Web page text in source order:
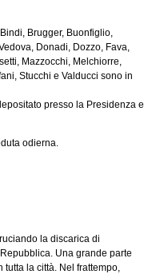
Brugger, Buonfiglio,
Donadi, Dozzo, Fava,
Mazzocchi, Melchiorre,
Stucchi e Valducci sono in
presso la Presidenza e
odierna.
la discarica di
Una grande parte
la città. Nel frattempo,